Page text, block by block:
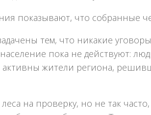
показывают, что собранные
тем, что никакие
пока не действуют:
жители региона,
на проверку, но не так